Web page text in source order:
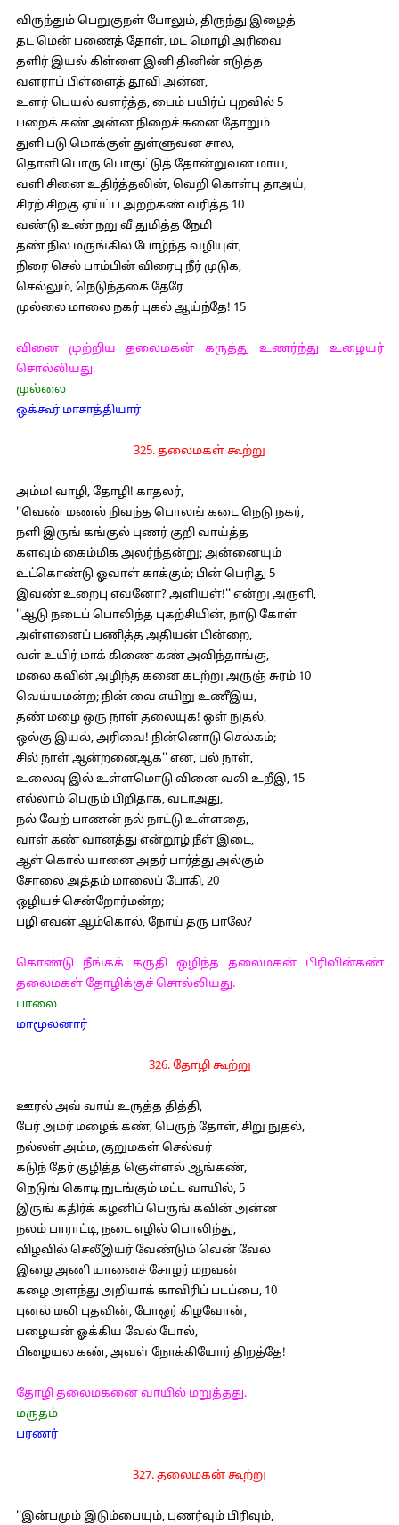
விருந்தும் பெறுகுநள் போலும், திருந்து இழைத்
தட மென் பணைத் தோள், மட மொழி அரிவை
தளிர் இயல் கிள்ளை இனி தினின் எடுத்த
வளராப் பிள்ளைத் தூவி அன்ன,
உளர் பெயல் வளர்த்த, பைம் பயிர்ப் புறவில் 5
பறைக் கண் அன்ன நிறைச் சுனை தோறும்
துளி படு மொக்குள் துள்ளுவன சால,
தொளி பொரு பொகுட்டுத் தோன்றுவன மாய,
வளி சினை உதிர்த்தலின், வெறி கொள்பு தாஅய்,
சிரற் சிறகு ஏய்ப்ப அறற்கண் வரித்த 10
வண்டு உண் நறு வீ துமித்த நேமி
தண் நில மருங்கில் போழ்ந்த வழியுள்,
நிரை செல் பாம்பின் விரைபு நீர் முடுக,
செல்லும், நெடுந்தகை தேரே
முல்லை மாலை நகர் புகல் ஆய்ந்தே! 15
வினை முற்றிய தலைமகன் கருத்து உணர்ந்து உழையர்
சொல்லியது.
முல்லை
ஒக்கூர் மாசாத்தியார்
325. தலைமகள் கூற்று
அம்ம! வாழி, தோழி! காதலர்,
''வெண் மணல் நிவந்த பொலங் கடை நெடு நகர்,
நளி இருங் கங்குல் புணர் குறி வாய்த்த
களவும் கைம்மிக அலர்ந்தன்று; அன்னையும்
உட்கொண்டு ஓவாள் காக்கும்; பின் பெரிது 5
இவண் உறைபு எவனோ? அளியள்!'' என்று அருளி,
''ஆடு நடைப் பொலிந்த புகற்சியின், நாடு கோள்
அள்ளனைப் பணித்த அதியன் பின்றை,
வள் உயிர் மாக் கிணை கண் அவிந்தாங்கு,
மலை கவின் அழிந்த கனை கடற்று அருஞ் சுரம் 10
வெய்யமன்ற; நின் வை எயிறு உணீஇய,
தண் மழை ஒரு நாள் தலையுக! ஒள் நுதல்,
ஒல்கு இயல், அரிவை! நின்னொடு செல்கம்;
சில் நாள் ஆன்றனைஆக'' என, பல் நாள்,
உலைவு இல் உள்ளமொடு வினை வலி உறீஇ, 15
எல்லாம் பெரும் பிறிதாக, வடாஅது,
நல் வேற் பாணன் நல் நாட்டு உள்ளதை,
வாள் கண் வானத்து என்றூழ் நீள் இடை,
ஆள் கொல் யானை அதர் பார்த்து அல்கும்
சோலை அத்தம் மாலைப் போகி, 20
ஒழியச் சென்றோர்மன்ற;
பழி எவன் ஆம்கொல், நோய் தரு பாலே?
கொண்டு நீங்கக் கருதி ஒழிந்த தலைமகன் பிரிவின்கண்
தலைமகள் தோழிக்குச் சொல்லியது.
பாலை
மாமூலனார்
326. தோழி கூற்று
ஊரல் அவ் வாய் உருத்த தித்தி,
பேர் அமர் மழைக் கண், பெருந் தோள், சிறு நுதல்,
நல்லள் அம்ம, குறுமகள் செல்வர்
கடுந் தேர் குழித்த ஞெள்ளல் ஆங்கண்,
நெடுங் கொடி நுடங்கும் மட்ட வாயில், 5
இருங் கதிர்க் கழனிப் பெருங் கவின் அன்ன
நலம் பாராட்டி, நடை எழில் பொலிந்து,
விழவில் செலீஇயர் வேண்டும் வென் வேல்
இழை அணி யானைச் சோழர் மறவன்
கழை அளந்து அறியாக் காவிரிப் படப்பை, 10
புனல் மலி புதவின், போஒர் கிழவோன்,
பழையன் ஓக்கிய வேல் போல்,
பிழையல கண், அவள் நோக்கியோர் திறத்தே!
தோழி தலைமகனை வாயில் மறுத்தது.
மருதம்
பரணர்
327. தலைமகன் கூற்று
''இன்பமும் இடும்பையும், புணர்வும் பிரிவும்,